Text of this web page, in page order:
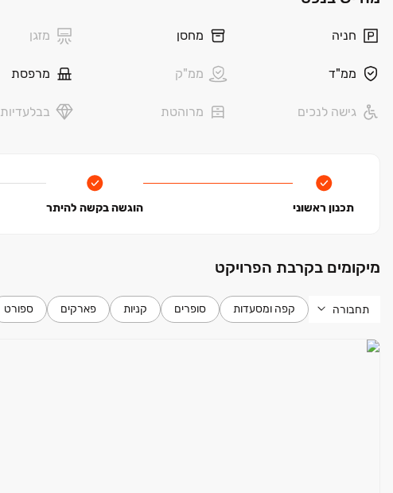
חניה מחסן מזגן
ממ"ד ממ"ק מרפסת
גישה לנכים מרוהטת בבלעדיות
תכנון ראשוני הוגשה בקשה להיתר
מיקומים בקרבת הפרויקט
תחבורה קפה ומסעדות סופרים קניות פארקים ספורט